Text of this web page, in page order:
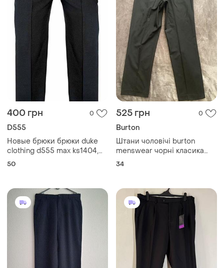
400 грн 0
D555
Новые брюки брюки duke
clothing d555 max ks1404,
размер 50l
50
525 грн 0
Burton
Штани чоловічі burton
menswear чорні класика
нові розмір 34
34